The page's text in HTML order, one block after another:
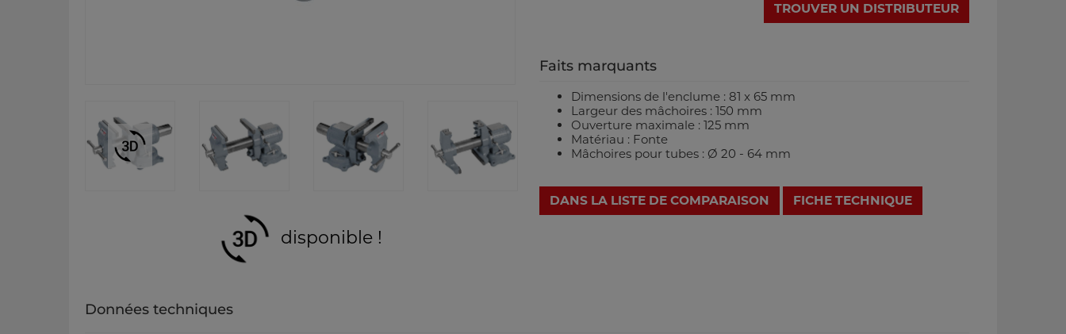
disponible !
TROUVER UN DISTRIBUTEUR
Faits marquants
Dimensions de l'enclume : 81 x 65 mm
Largeur des mâchoires : 150 mm
Ouverture maximale : 125 mm
Matériau : Fonte
Mâchoires pour tubes : Ø 20 - 64 mm
DANS LA LISTE DE COMPARAISON FICHE TECHNIQUE
Données techniques